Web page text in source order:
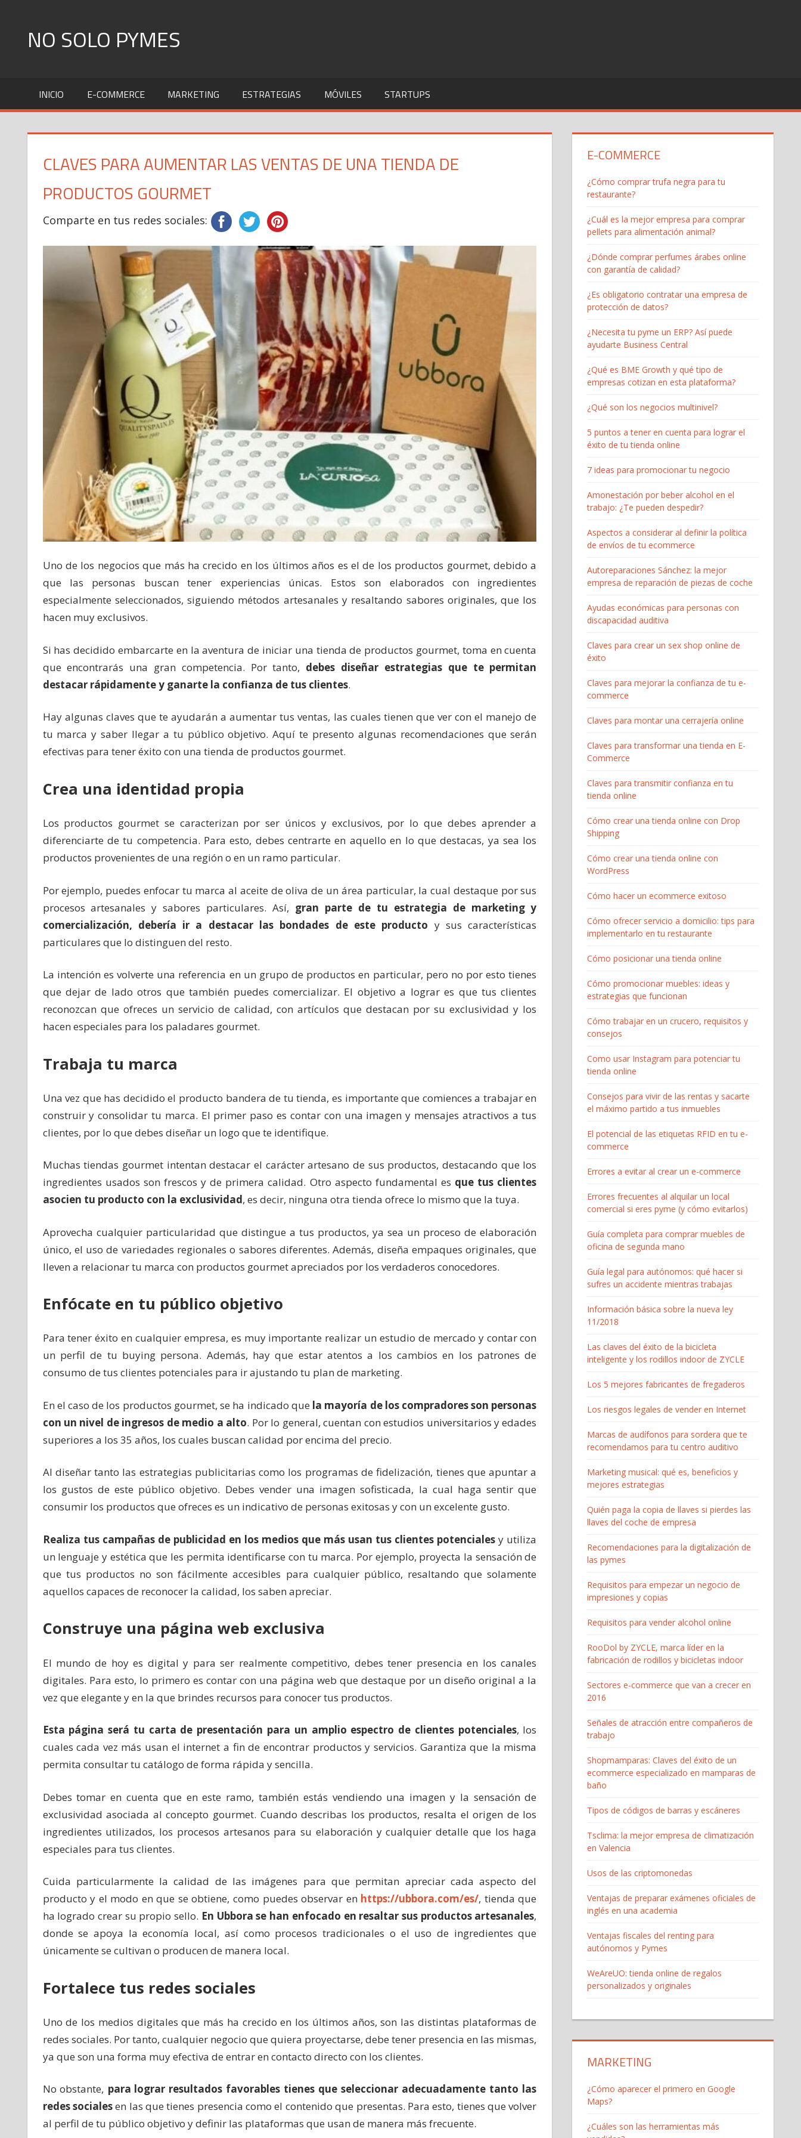
contentNO SOLO PYMES
que
una
saber
INICIO E-COMMERCE MARKETING ESTRATEGIAS MÓVILES STARTUPS
CLAVES PARA AUMENTAR LAS VENTAS DE UNA TIENDA DE
PRODUCTOS GOURMET
Comparte en tus redes sociales:
Uno de los negocios que más ha crecido en los últimos años es el de los productos gourmet, debido a
que las personas buscan tener experiencias únicas. Estos son elaborados con ingredientes
especialmente seleccionados, siguiendo métodos artesanales y resaltando sabores originales, que los
hacen muy exclusivos.
Si has decidido embarcarte en la aventura de iniciar una tienda de productos gourmet, toma en cuenta
que encontrarás una gran competencia. Por tanto, debes diseñar estrategias que te permitan
destacar rápidamente y ganarte la confianza de tus clientes.
Hay algunas claves que te ayudarán a aumentar tus ventas, las cuales tienen que ver con el manejo de
tu marca y saber llegar a tu público objetivo. Aquí te presento algunas recomendaciones que serán
efectivas para tener éxito con una tienda de productos gourmet.
Crea una identidad propia
Los productos gourmet se caracterizan por ser únicos y exclusivos, por lo que debes aprender a
diferenciarte de tu competencia. Para esto, debes centrarte en aquello en lo que destacas, ya sea los
productos provenientes de una región o en un ramo particular.
Por ejemplo, puedes enfocar tu marca al aceite de oliva de un área particular, la cual destaque por sus
procesos artesanales y sabores particulares. Así, gran parte de tu estrategia de marketing y
comercialización, debería ir a destacar las bondades de este producto y sus características
particulares que lo distinguen del resto.
La intención es volverte una referencia en un grupo de productos en particular, pero no por esto tienes
que dejar de lado otros que también puedes comercializar. El objetivo a lograr es que tus clientes
reconozcan que ofreces un servicio de calidad, con artículos que destacan por su exclusividad y los
hacen especiales para los paladares gourmet.
Trabaja tu marca
Una vez que has decidido el producto bandera de tu tienda, es importante que comiences a trabajar en
construir y consolidar tu marca. El primer paso es contar con una imagen y mensajes atractivos a tus
clientes, por lo que debes diseñar un logo que te identifique.
Muchas tiendas gourmet intentan destacar el carácter artesano de sus productos, destacando que los
ingredientes usados son frescos y de primera calidad. Otro aspecto fundamental es que tus clientes
asocien tu producto con la exclusividad, es decir, ninguna otra tienda ofrece lo mismo que la tuya.
Aprovecha cualquier particularidad que distingue a tus productos, ya sea un proceso de elaboración
único, el uso de variedades regionales o sabores diferentes. Además, diseña empaques originales, que
lleven a relacionar tu marca con productos gourmet apreciados por los verdaderos conocedores.
Enfócate en tu público objetivo
Para tener éxito en cualquier empresa, es muy importante realizar un estudio de mercado y contar con
un perfil de tu buying persona. Además, hay que estar atentos a los cambios en los patrones de
consumo de tus clientes potenciales para ir ajustando tu plan de marketing.
En el caso de los productos gourmet, se ha indicado que la mayoría de los compradores son personas
con un nivel de ingresos de medio a alto. Por lo general, cuentan con estudios universitarios y edades
superiores a los 35 años, los cuales buscan calidad por encima del precio.
Al diseñar tanto las estrategias publicitarias como los programas de fidelización, tienes que apuntar a
los gustos de este público objetivo. Debes vender una imagen sofisticada, la cual haga sentir que
consumir los productos que ofreces es un indicativo de personas exitosas y con un excelente gusto.
Realiza tus campañas de publicidad en los medios que más usan tus clientes potenciales y utiliza
un lenguaje y estética que les permita identificarse con tu marca. Por ejemplo, proyecta la sensación de
que tus productos no son fácilmente accesibles para cualquier público, resaltando que solamente
aquellos capaces de reconocer la calidad, los saben apreciar.
Construye una página web exclusiva
El mundo de hoy es digital y para ser realmente competitivo, debes tener presencia en los canales
digitales. Para esto, lo primero es contar con una página web que destaque por un diseño original a la
vez que elegante y en la que brindes recursos para conocer tus productos.
Esta página será tu carta de presentación para un amplio espectro de clientes potenciales, los
cuales cada vez más usan el internet a fin de encontrar productos y servicios. Garantiza que la misma
permita consultar tu catálogo de forma rápida y sencilla.
Debes tomar en cuenta que en este ramo, también estás vendiendo una imagen y la sensación de
exclusividad asociada al concepto gourmet. Cuando describas los productos, resalta el origen de los
ingredientes utilizados, los procesos artesanos para su elaboración y cualquier detalle que los haga
especiales para tus clientes.
Cuida particularmente la calidad de las imágenes para que permitan apreciar cada aspecto del
producto y el modo en que se obtiene, como puedes observar en https://ubbora.com/es/, tienda que
ha logrado crear su propio sello. En Ubbora se han enfocado en resaltar sus productos artesanales,
donde se apoya la economía local, así como procesos tradicionales o el uso de ingredientes que
únicamente se cultivan o producen de manera local.
Fortalece tus redes sociales
Uno de los medios digitales que más ha crecido en los últimos años, son las distintas plataformas de
redes sociales. Por tanto, cualquier negocio que quiera proyectarse, debe tener presencia en las mismas,
ya que son una forma muy efectiva de entrar en contacto directo con los clientes.
No obstante, para lograr resultados favorables tienes que seleccionar adecuadamente tanto las
redes socialesen las que tienes presencia como el contenido que presentas. Para esto, tienes que volver
al perfil de tu público objetivo y definir las plataformas que usan de manera más frecuente.
E-COMMERCE
¿Cómo comprar trufa negra para tu
restaurante?
¿Cuál es la mejor empresa para comprar
pellets para alimentación animal?
¿Dónde comprar perfumes árabes online
con garantía de calidad?
¿Es obligatorio contratar una empresa de
protección de datos?
¿Necesita tu pyme un ERP? Así puede
ayudarte Business Central
¿Qué es BME Growth y qué tipo de
empresas cotizan en esta plataforma?
¿Qué son los negocios multinivel?
5 puntos a tener en cuenta para lograr el
éxito de tu tienda online
7 ideas para promocionar tu negocio
Amonestación por beber alcohol en el
trabajo: ¿Te pueden despedir?
Aspectos a considerar al definir la política
de envíos de tu ecommerce
Autoreparaciones Sánchez: la mejor
empresa de reparación de piezas de coche
Ayudas económicas para personas con
discapacidad auditiva
Claves para crear un sex shop online de
éxito
Claves para mejorar la confianza de tu e-
commerce
Claves para montar una cerrajería online
Claves para transformar una tienda en E-
Commerce
Claves para transmitir confianza en tu
tienda online
Cómo crear una tienda online con Drop
Shipping
Cómo crear una tienda online con
WordPress
Cómo hacer un ecommerce exitoso
Cómo ofrecer servicio a domicilio: tips para
implementarlo en tu restaurante
Cómo posicionar una tienda online
Cómo promocionar muebles: ideas y
estrategias que funcionan
Cómo trabajar en un crucero, requisitos y
consejos
Como usar Instagram para potenciar tu
tienda online
Consejos para vivir de las rentas y sacarte
el máximo partido a tus inmuebles
El potencial de las etiquetas RFID en tu e-
commerce
Errores a evitar al crear un e-commerce
Errores frecuentes al alquilar un local
comercial si eres pyme (y cómo evitarlos)
Guía completa para comprar muebles de
oficina de segunda mano
Guía legal para autónomos: qué hacer si
sufres un accidente mientras trabajas
Información básica sobre la nueva ley
11/2018
Las claves del éxito de la bicicleta
inteligente y los rodillos indoor de ZYCLE
Los 5 mejores fabricantes de fregaderos
Los riesgos legales de vender en Internet
Marcas de audífonos para sordera que te
recomendamos para tu centro auditivo
Marketing musical: qué es, beneficios y
mejores estrategias
Quién paga la copia de llaves si pierdes las
llaves del coche de empresa
Recomendaciones para la digitalización de
las pymes
Requisitos para empezar un negocio de
impresiones y copias
Requisitos para vender alcohol online
RooDol by ZYCLE, marca líder en la
fabricación de rodillos y bicicletas indoor
Sectores e-commerce que van a crecer en
2016
Señales de atracción entre compañeros de
trabajo
Shopmamparas: Claves del éxito de un
ecommerce especializado en mamparas de
baño
Tipos de códigos de barras y escáneres
Tsclima: la mejor empresa de climatización
en Valencia
Usos de las criptomonedas
Ventajas de preparar exámenes oficiales de
inglés en una academia
Ventajas fiscales del renting para
autónomos y Pymes
WeAreUO: tienda online de regalos
personalizados y originales
MARKETING
¿Cómo aparecer el primero en Google
Maps?
¿Cuáles son las herramientas más